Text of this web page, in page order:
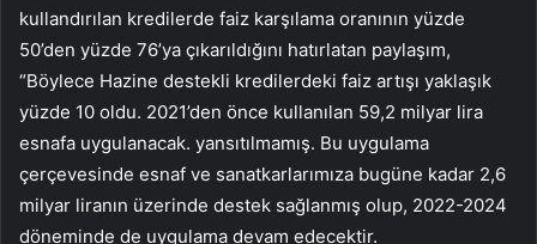
kullandırılan kredilerde faiz karşılama oranının yüzde
50’den yüzde 76’ya çıkarıldığını hatırlatan paylaşım,
“Böylece Hazine destekli kredilerdeki faiz artışı yaklaşık
yüzde 10 oldu. 2021’den önce kullanılan 59,2 milyar lira
esnafa uygulanacak. yansıtılmamış. Bu uygulama
çerçevesinde esnaf ve sanatkarlarımıza bugüne kadar 2,6
milyar liranın üzerinde destek sağlanmış olup, 2022-2024
döneminde de uygulama devam edecektir.